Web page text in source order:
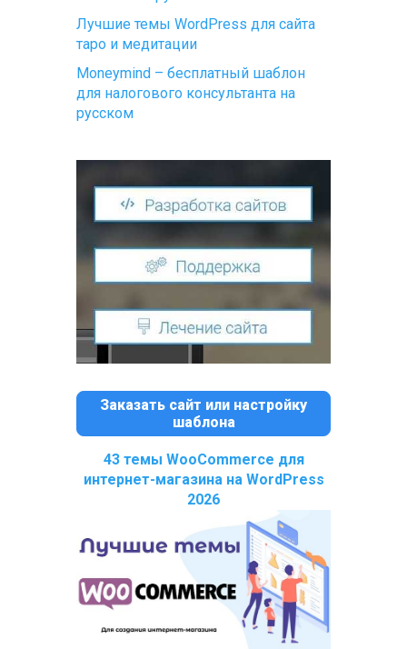
Лучшие темы WordPress для сайта
таро и медитации
Moneymind – бесплатный шаблон
для налогового консультанта на
русском
Заказать сайт или настройку
шаблона
43 темы WooCommerce для
интернет-магазина на WordPress
2026